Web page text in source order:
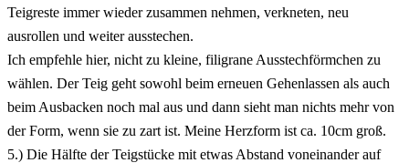
Teigreste immer wieder zusammen nehmen, verkneten, neu
ausrollen und weiter ausstechen.
Ich empfehle hier, nicht zu kleine, filigrane Ausstechförmchen zu
wählen. Der Teig geht sowohl beim erneuen Gehenlassen als auch
beim Ausbacken noch mal aus und dann sieht man nichts mehr von
der Form, wenn sie zu zart ist. Meine Herzform ist ca. 10cm groß.
5.) Die Hälfte derTeigstücke mit etwas Abstand voneinander auf